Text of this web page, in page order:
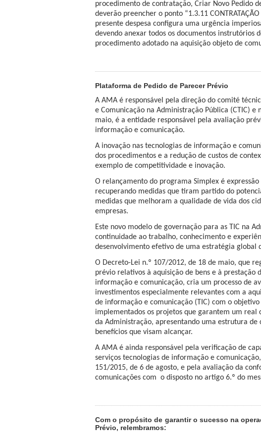
procedimento de contratação, Criar Novo Pedido
deverão preencher o ponto “1.3.11 CONTRATAÇÃO
presente despesa configura uma urgência
devendo anexar todos os documentos
procedimento adotado na aquisição objeto de
Plataforma de Pedido de Parecer Prévio
A AMA é responsável pela direção do comité
e Comunicação na Administração Pública (CTIC)
maio, é a entidade responsável pela avaliação
informação e comunicação.
A inovação nas tecnologias de informação e
dos procedimentos e a redução de custos de
exemplo de competitividade e inovação.
O relançamento do programa Simplex é
recuperando medidas que tiram partido do
medidas que melhoram a qualidade de vida dos
empresas.
Este novo modelo de governação para as TIC na
continuidade ao trabalho, conhecimento e
desenvolvimento efetivo de uma estratégia global
O Decreto-Lei n.º 107/2012, de 18 de maio, que
prévio relativos à aquisição de bens e à prestação
informação e comunicação, cria um processo de
investimentos especialmente relevantes com a
de informação e comunicação (TIC) com o
implementados os projetos que garantem um
da Administração, apresentando uma estrutura
benefícios que visam alcançar.
A AMA é ainda responsável pela verificação de
serviços tecnologias de informação e
151/2015, de 6 de agosto, e pela avaliação da
comunicações com o disposto no artigo 6.º do
Com o propósito de garantir o sucesso na
Prévio, relembramos: